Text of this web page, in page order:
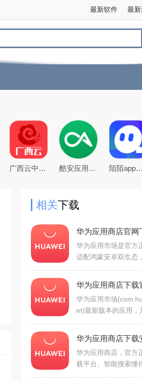
最
最新软件
广西云中小学空中课堂app 酷安应用商店app下载2026最新版 陌陌app下载2026最新官方版
相关下载
华为应用市场是官方
适配鸿蒙安卓双生态
测+人工复检保障安
更新、自动清理安装
华为应用市场
et)最新版本的应用，
门的移动软件，每一
试，确保安全无毒，
华为应用商店，官方
载平台。智能搜索懂